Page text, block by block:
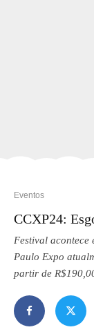
Eventos
CCXP24:
Festival acontece
Paulo Expo
partir de